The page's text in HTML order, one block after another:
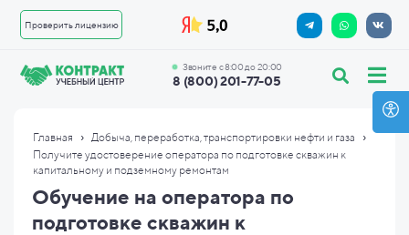
Проверить лицензию
8 (800) 201-77-05
Звоните с 8:00 до 20:00
Главная › Добыча, переработка, транспортировки нефти и газа ›
Получите удостоверение оператора по подготовке скважин к
капитальному и подземному ремонтам
Обучение на оператора по
подготовке скважин к